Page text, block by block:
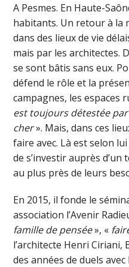
A Pesmes. En Haute-
habitants. Un retour à la
dans des lieux de vie
mais par les architectes.
se sont bâtis sans eux.
défend le rôle et la
campagnes, les espaces
est toujours détestée
cher». Mais, dans ces
faire avec. Là est selon
de s’investir auprès
au plus près de leurs
En 2015, il fonde le
association l’Avenir
famille de pensée», «
l’architecte Henri
des années de duels